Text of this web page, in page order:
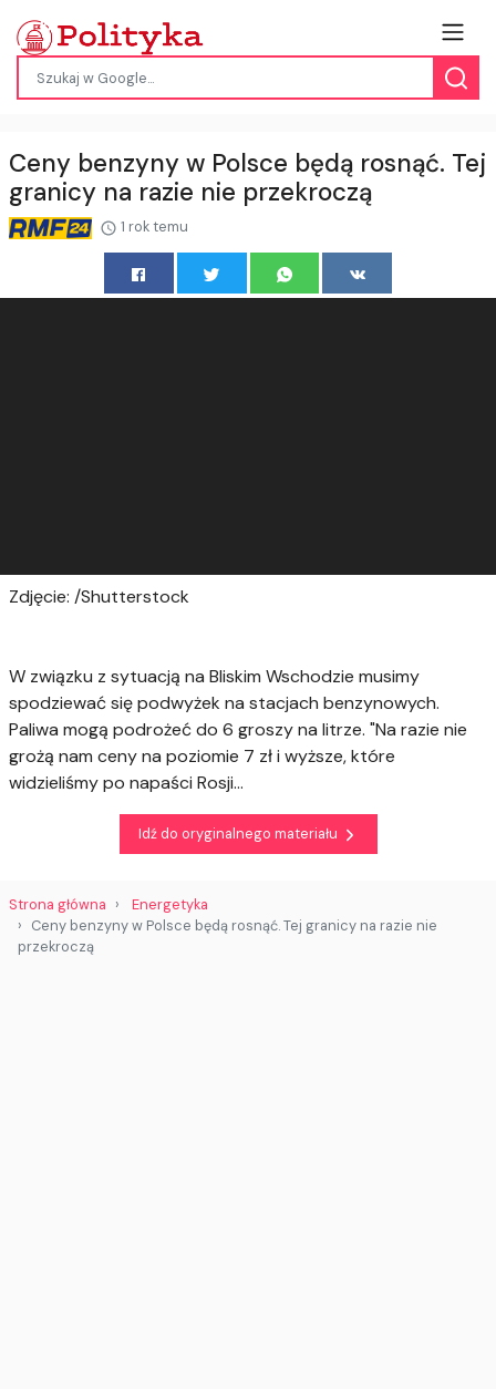
Ceny benzyny w Polsce będą rosnąć. Tej
granicy na razie nie przekroczą
1 rok temu
Zdjęcie: /Shutterstock
W związku z sytuacją na Bliskim Wschodzie musimy
spodziewać się podwyżek na stacjach benzynowych.
Paliwa mogą podrożeć do 6 groszy na litrze. "Na razie nie
grożą nam ceny na poziomie 7 zł i wyższe, które
widzieliśmy po napaści Rosji...
Idź do oryginalnego materiału
Strona główna
Energetyka
Ceny benzyny w Polsce będą rosnąć. Tej granicy na razie nie
przekroczą